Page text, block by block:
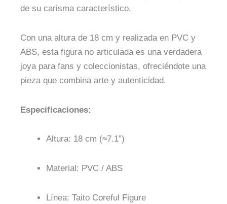
de su carisma característico.
Con una altura de 18 cm y realizada en PVC y
ABS, esta figura no articulada es una verdadera
joya para fans y coleccionistas, ofreciéndote una
pieza que combina arte y autenticidad.
Especificaciones:
Altura: 18 cm (≈7.1”)
Material: PVC / ABS
Línea: Taito Coreful Figure